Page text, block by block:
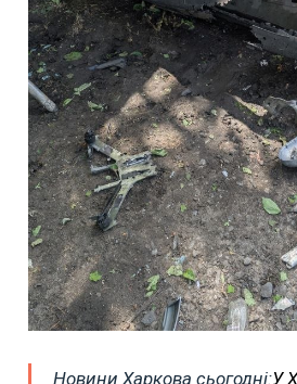
Новини Харкова сьогодні:У